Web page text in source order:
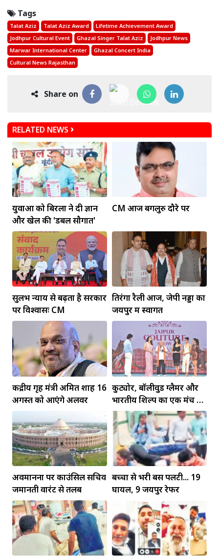
Tags
Talat Aziz Talat Aziz Award
Lifetime Achievement Award
Jodhpur Cultural Event
Ghazal Singer Talat Aziz
Jodhpur News
Marwar International Center
Ghazal Concert India
Cultural News Rajasthan
Share on
RELATED NEWS
युवाओं को बिरला ने दी ज्ञान
और खेल की 'डबल सौगात'
CM आज बेंगलुरु दौरे पर
सुलभ न्याय से बढ़ता है सरकार
पर विश्वासः CM
तिरंगा रैली आज, जेपी नड्डा का
जयपुर में स्वागत
केंद्रीय गृह मंत्री अमित शाह 16
अगस्त को आएंगे अलवर
कुट्योर, बॉलीवुड ग्लैमर और
भारतीय शिल्प का एक मंच पर
जलवा
अवमानना पर काउंसिल सचिव
जमानती वारंट से तलब
बच्चों से भरी बस पलटी... 19
घायल, 9 जयपुर रेफर